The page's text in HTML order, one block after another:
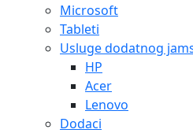
Microsoft
Tableti
Usluge dodatnog
HP
Acer
Lenovo
Dodaci